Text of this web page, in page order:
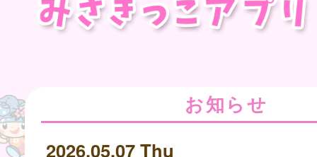
お知らせ
2026.05.07 Thu